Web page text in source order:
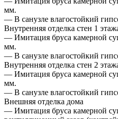
мм.
— В санузле влагостойкий
Внутренняя отделка стен 1
— Имитация бруса камерной
мм.
— В санузле влагостойкий
Внутренняя отделка стен 2
— Имитация бруса камерной
мм.
— В санузле влагостойкий
Внешняя отделка дома
— Имитация бруса камерной